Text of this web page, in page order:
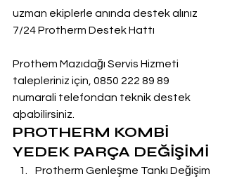
uzman ekiplerle anında destek alınız
7/24 Protherm Destek Hattı
Prothem Mazıdağı Servis Hizmeti
talepleriniz için, 0850 222 89 89
numarali telefondan teknik destek
aþabilirsiniz.
PROTHERM KOMBİ
YEDEK PARÇA DEĞİŞİMİ
Protherm Genleşme Tankı Değişim